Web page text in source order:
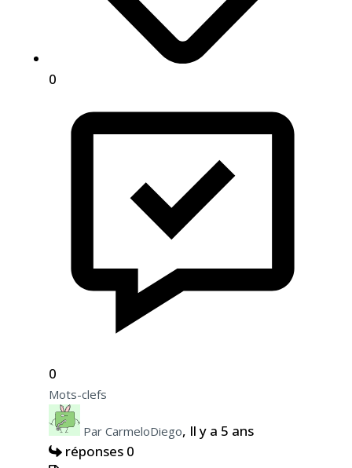
0
0
Mots-clefs
Par CarmeloDiego, Il y a 5 ans
réponses 0